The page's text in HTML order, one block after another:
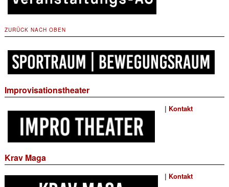
ZURÜCK NACH OBEN
Improvisationstheater
| Kontakt
Krav Maga
| Kontakt